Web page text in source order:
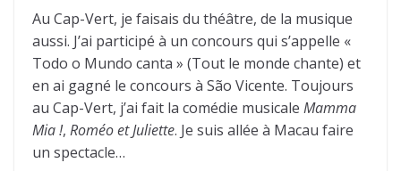
Au Cap-Vert, je faisais du théâtre, de la musique
aussi. J’ai participé à un concours qui s’appelle «
Todo o Mundo canta » (Tout le monde chante) et
en ai gagné le concours à São Vicente. Toujours
au Cap-Vert, j’ai fait la comédie musicale Mamma
Mia !, Roméo et Juliette. Je suis allée à Macau faire
un spectacle…